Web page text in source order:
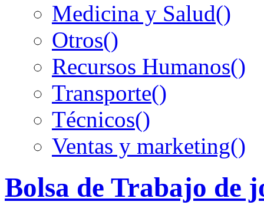
Medicina y Salud()
Otros()
Recursos Humanos()
Transporte()
Técnicos()
Ventas y marketing()
Bolsa de Trabajo de